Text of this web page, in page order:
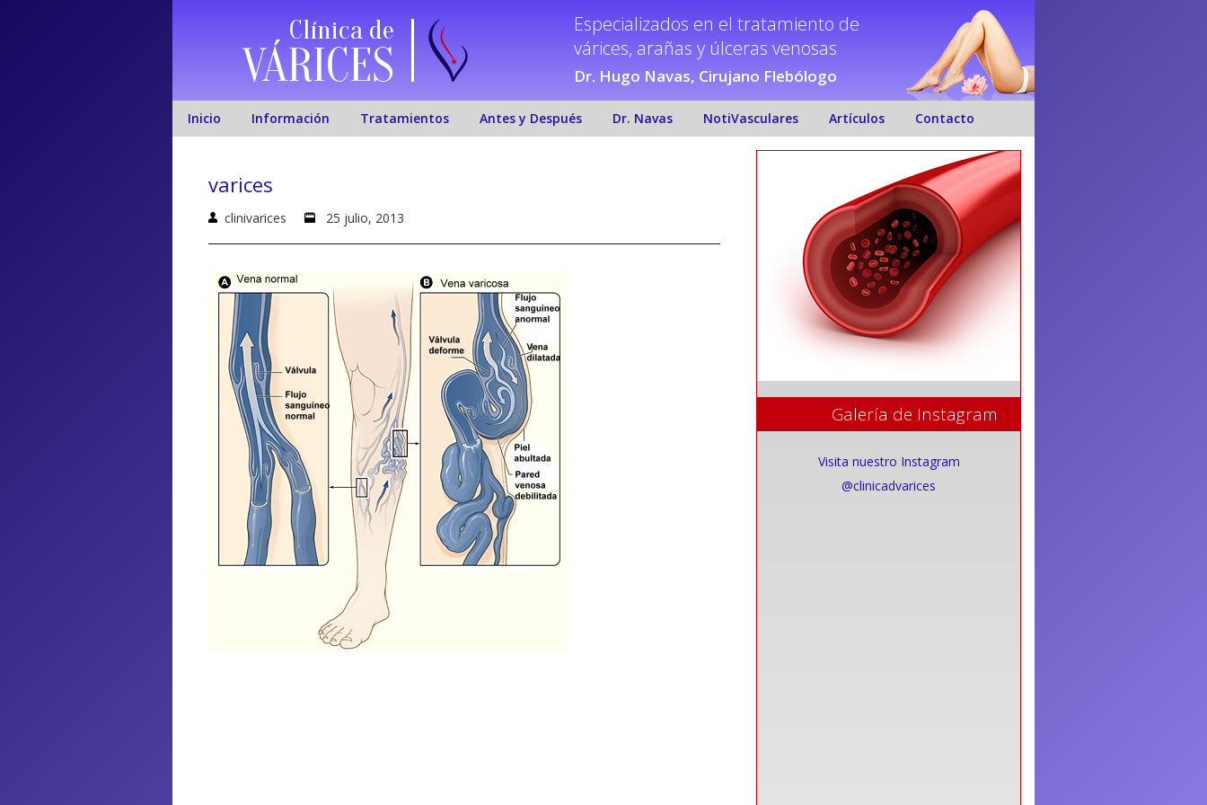
Clínica de
VÁRICES
Especializados en el tratamiento de
várices, arañas y úlceras venosas
Dr. Hugo Navas, Cirujano Flebólogo
Inicio Información Tratamientos Antes y Después Dr. Navas NotiVasculares Artículos Contacto
varices
clinivarices 25 julio, 2013
Galería de Instagram
Visita nuestro Instagram
@clinicadvarices